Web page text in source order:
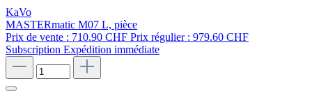
KaVo
MASTERmatic M07 L, pièce
Prix de vente : 710.90 CHF Prix régulier : 979.60 CHF
Subscription Expédition immédiate